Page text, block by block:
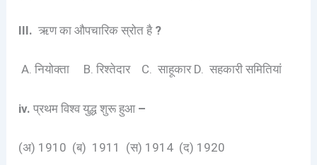
III. ऋण का औपचारिक स्रोत है ?
A. नियोक्ता B. रिश्तेदार C. साहूकार D. सहकारी समितियां
iv.प्रथम विश्व युद्ध शुरू हुआ–
(अ) 1910 (ब) 1911 (स) 1914 (द) 1920